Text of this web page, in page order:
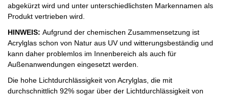
abgekürzt wird und unter unterschiedlichsten Markennamen als
Produkt vertrieben wird.
HINWEIS: Aufgrund der chemischen Zusammensetzung ist
Acrylglas schon von Natur aus UV und witterungsbeständig und
kann daher problemlos im Innenbereich als auch für
Außenanwendungen eingesetzt werden.
Die hohe Lichtdurchlässigkeit von Acrylglas, die mit
durchschnittlich 92% sogar über der Lichtdurchlässigkeit von